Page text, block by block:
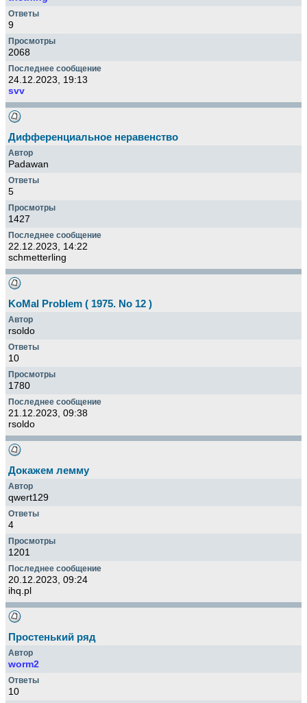
9
2068
24.12.2023, 19:13
svv
Дифференциальное неравенство
Padawan
5
1427
22.12.2023, 14:22
schmetterling
KoMal Problem ( 1975. No 12 )
rsoldo
10
1780
21.12.2023, 09:38
rsoldo
Докажем лемму
qwert129
4
1201
20.12.2023, 09:24
ihq.pl
Простенький ряд
worm2
10